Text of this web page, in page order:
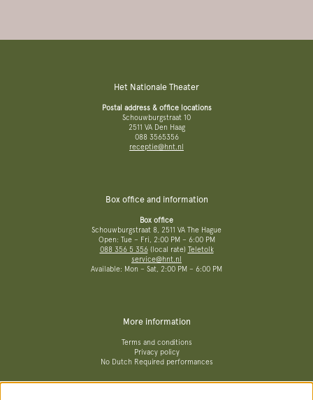
Het Nationale Theater
Postal address & office locations
Schouwburgstraat 10
2511 VA Den Haag
088 3565356
receptie@hnt.nl
Box office and information
Box office
Schouwburgstraat 8, 2511 VA The Hague
Open: Tue – Fri, 2:00 PM – 6:00 PM
088 356 5 356(local rate) Teletolk
service@hnt.nl
Available: Mon – Sat, 2:00 PM – 6:00 PM
More information
Terms and conditions
Privacy policy
No Dutch Required performances